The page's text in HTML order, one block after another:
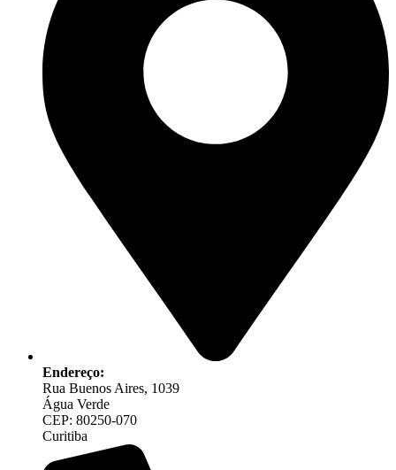
Endereço:
Rua Buenos Aires, 1039
Água Verde
CEP: 80250-070
Curitiba